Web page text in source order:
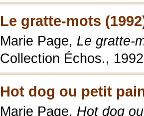
Le gratte-mots
Marie Page, Le gratte-
Collection Échos., 1992
Hot dog ou petit
Marie Page, Hot dog